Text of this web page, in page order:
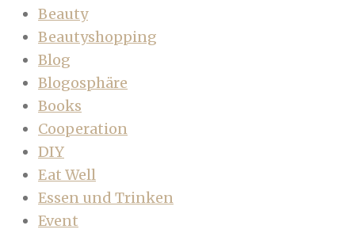
Beauty
Beautyshopping
Blog
Blogosphäre
Books
Cooperation
DIY
Eat Well
Essen und Trinken
Event